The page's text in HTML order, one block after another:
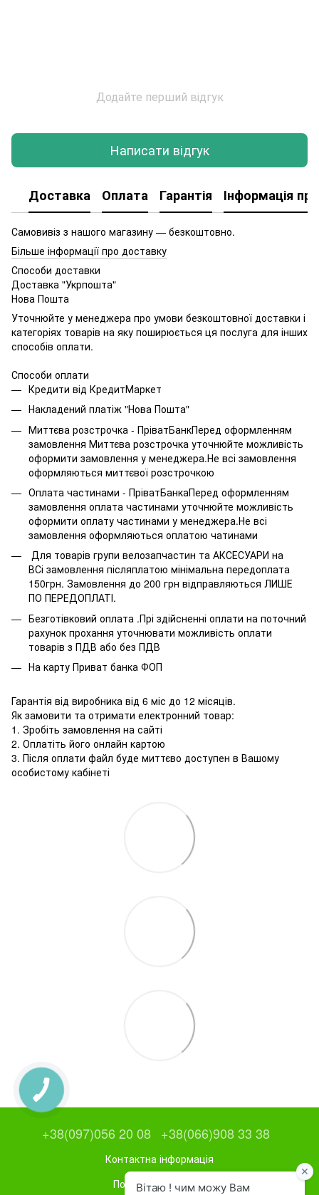
Додайте перший відгук
Написати відгук
Доставка Оплата Гарантія Інформація
Самовивіз з нашого магазину — безкоштовно.
Більше інформації про доставку
Способи доставки
Доставка "Укрпошта"
Нова Пошта
Уточнюйте у менеджера про умови безкоштовної доставки і
категоріях товарів на яку поширюється ця послуга для інших
способів оплати.
Способи оплати
Кредити від КредитМаркет
Накладений платіж "Нова Пошта"
Миттєва розстрочка - ПріватБанкПеред оформленням
замовлення Миттєва розстрочка уточнюйте можливість
оформити замовлення у менеджера.Не всі замовлення
оформляються миттєвої розстрочкою
Оплата частинами - ПріватБанкаПеред оформленням
замовлення оплата частинами уточнюйте можливість
оформити оплату частинами у менеджера.Не всі
замовлення оформляються оплатою чатинами
Для товарів групи велозапчастин та АКСЕСУАРИ на
ВСі замовлення післяплатою мінімальна передоплата
150грн. Замовлення до 200 грн відправляються ЛИШЕ
ПО ПЕРЕДОПЛАТІ.
Безготівковий оплата .Прі здійсненні оплати на поточний
рахунок прохання уточнювати можливість оплати
товарів з ПДВ або без ПДВ
На карту Приват банка ФОП
Гарантія від виробника від 6 міс до 12 місяців.
Як замовити та отримати електронний товар:
1. Зробіть замовлення на сайті
2. Оплатіть його онлайн картою
3. Після оплати файл буде миттєво доступен в Вашому
особистому кабінеті
+38(097)056 20 08 +38(066)908 33 38
Контактна інформація
Повна версія сайту